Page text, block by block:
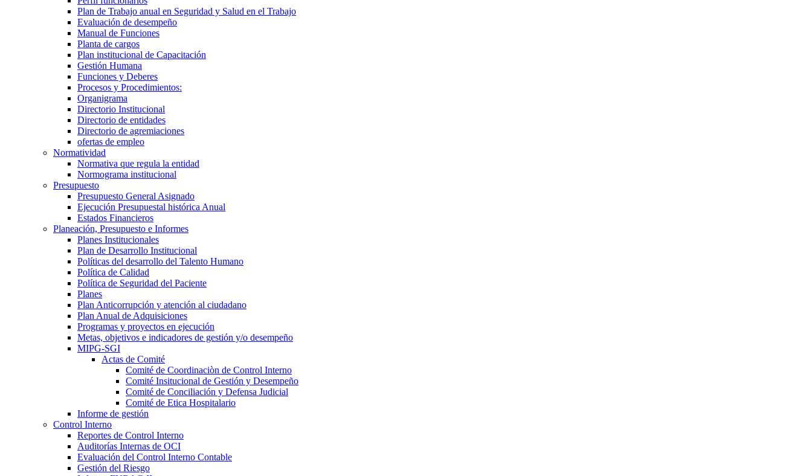
Plan de Trabajo anual en Seguridad y Salud en el Trabajo
Evaluación de desempeño
Manual de Funciones
Planta de cargos
Plan institucional de Capacitación
Gestión Humana
Funciones y Deberes
Procesos y Procedimientos:
Organigrama
Directorio Institucional
Directorio de entidades
Directorio de agremiaciones
ofertas de empleo
Normatividad
Normativa que regula la entidad
Normograma institucional
Presupuesto
Presupuesto General Asignado
Ejecución Presupuestal histórica Anual
Estados Financieros
Planeación, Presupuesto e Informes
Planes Institucionales
Plan de Desarrollo Institucional
Políticas del desarrollo del Talento Humano
Política de Calidad
Política de Seguridad del Paciente
Planes
Plan Anticorrupción y atención al ciudadano
Plan Anual de Adquisiciones
Programas y proyectos en ejecución
Metas, objetivos e indicadores de gestión y/o desempeño
MIPG-SGI
Actas de Comité
Comité de Coordinaciòn de Control Interno
Comité Insitucional de Gestión y Desempeño
Comité de Conciliación y Defensa Judicial
Comité de Etica Hospitalario
Informe de gestión
Control Interno
Reportes de Control Interno
Auditorías Internas de OCI
Evaluación del Control Interno Contable
Gestión del Riesgo